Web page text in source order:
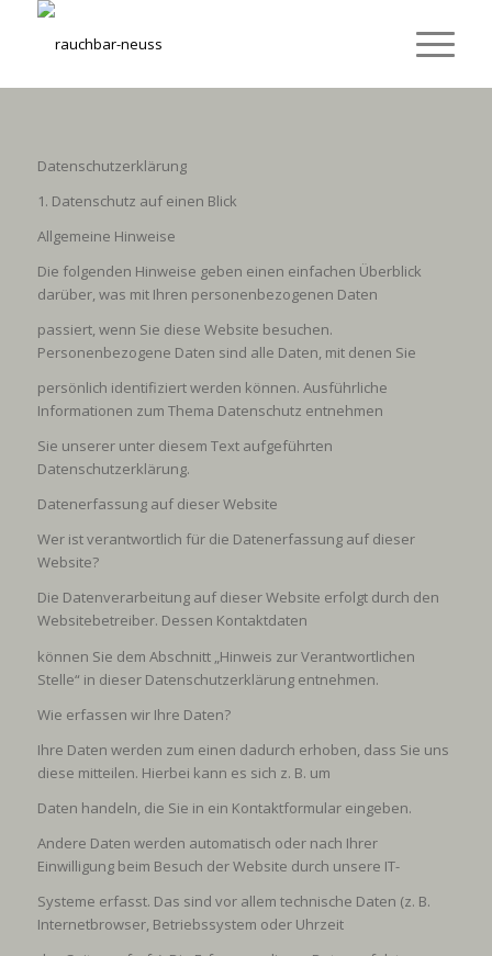
Datenschutzerklärung
1. Datenschutz auf einen Blick
Allgemeine Hinweise
Die folgenden Hinweise geben einen einfachen Überblick
darüber, was mit Ihren personenbezogenen Daten
passiert, wenn Sie diese Website besuchen.
Personenbezogene Daten sind alle Daten, mit denen Sie
persönlich identifiziert werden können. Ausführliche
Informationen zum Thema Datenschutz entnehmen
Sie unserer unter diesem Text aufgeführten
Datenschutzerklärung.
Datenerfassung auf dieser Website
Wer ist verantwortlich für die Datenerfassung auf dieser
Website?
Die Datenverarbeitung auf dieser Website erfolgt durch den
Websitebetreiber. Dessen Kontaktdaten
können Sie dem Abschnitt „Hinweis zur Verantwortlichen
Stelle“ in dieser Datenschutzerklärung entnehmen.
Wie erfassen wir Ihre Daten?
Ihre Daten werden zum einen dadurch erhoben, dass Sie uns
diese mitteilen. Hierbei kann es sich z. B. um
Daten handeln, die Sie in ein Kontaktformular eingeben.
Andere Daten werden automatisch oder nach Ihrer
Einwilligung beim Besuch der Website durch unsere IT-
Systeme erfasst. Das sind vor allem technische Daten (z. B.
Internetbrowser, Betriebssystem oder Uhrzeit